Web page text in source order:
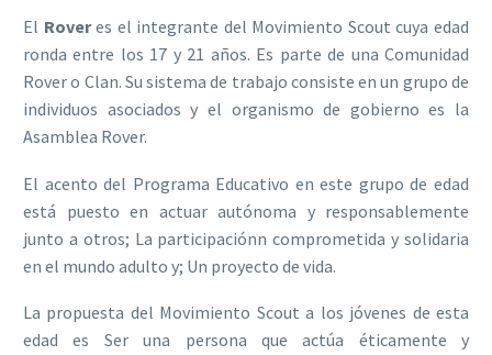
El Roveres el integrante del Movimiento Scout cuya edad
ronda entre los 17 y 21 años. Es parte de una Comunidad
Rover o Clan. Su sistema de trabajo consiste en un grupo de
individuos asociados y el organismo de gobierno es la
Asamblea Rover.
El acento del Programa Educativo en este grupo de edad
está puesto en actuar autónoma y responsablemente
junto a otros; La participaciónn comprometida y solidaria
en el mundo adulto y; Un proyecto de vida.
La propuesta del Movimiento Scout a los jóvenes de esta
edad es Ser una persona que actúa éticamente y